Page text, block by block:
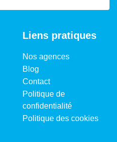
Liens pratiques
Nos agences
Blog
Contact
Politique de
confidentialité
Politique des cookies